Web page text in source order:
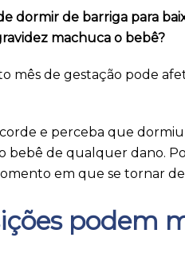
dormir de barriga para
machuca o bebê?
mês de gestação pode
e perceba que
bebê de qualquer dano.
em que se tornar
podem